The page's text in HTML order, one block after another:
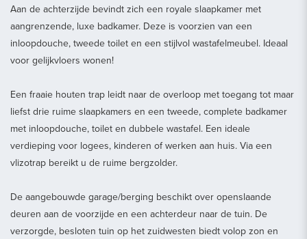
Aan de achterzijde bevindt zich een royale slaapkamer met
aangrenzende, luxe badkamer. Deze is voorzien van een
inloopdouche, tweede toilet en een stijlvol wastafelmeubel. Ideaal
voor gelijkvloers wonen!
Een fraaie houten trap leidt naar de overloop met toegang tot maar
liefst drie ruime slaapkamers en een tweede, complete badkamer
met inloopdouche, toilet en dubbele wastafel. Een ideale
verdieping voor logees, kinderen of werken aan huis. Via een
vlizotrap bereikt u de ruime bergzolder.
De aangebouwde garage/berging beschikt over openslaande
deuren aan de voorzijde en een achterdeur naar de tuin. De
verzorgde, besloten tuin op het zuidwesten biedt volop zon en